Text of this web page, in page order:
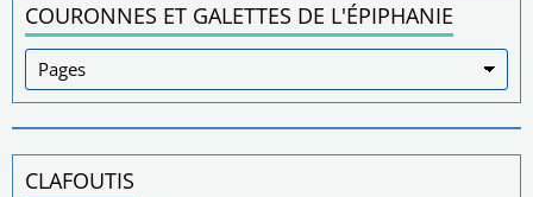
COURONNES ET GALETTES DE L'ÉPIPHANIE
CLAFOUTIS